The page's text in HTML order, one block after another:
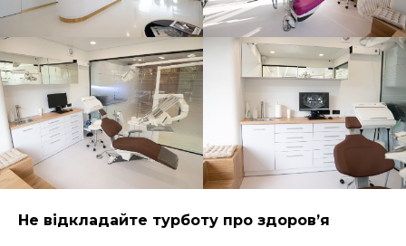
Не відкладайте турботу про здоров’я